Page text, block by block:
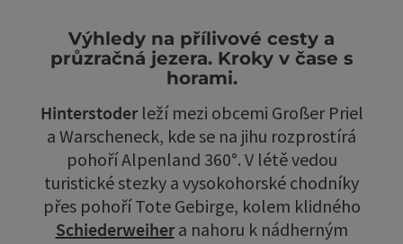
Výhledy na přílivové cesty a
průzračná jezera. Kroky v čase s
horami.
Hinterstoderleží mezi obcemi Großer Priel
a Warscheneck, kde se na jihu rozprostírá
pohoří Alpenland 360°. V létě vedou
turistické stezky a vysokohorské chodníky
přes pohoří Tote Gebirge, kolem klidného
Schiederweihera nahoru k nádherným